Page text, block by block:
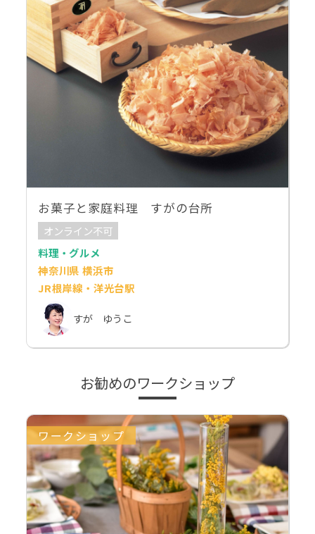
お菓子と家庭料理 すがの台所
オンライン不可
料理・グルメ
神奈川県 横浜市
JR根岸線・洋光台駅
すが ゆうこ
お勧めのワークショップ
ワークショップ